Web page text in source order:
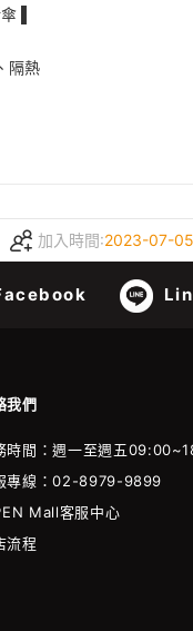
▌
隔熱
加入時間:2023-07-05
我們
時間：週一至週五
專線：02-8979-9899
Mall客服中心
流程